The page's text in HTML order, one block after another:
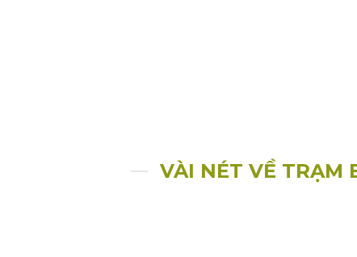
VÀI NÉT VỀ TRẠM